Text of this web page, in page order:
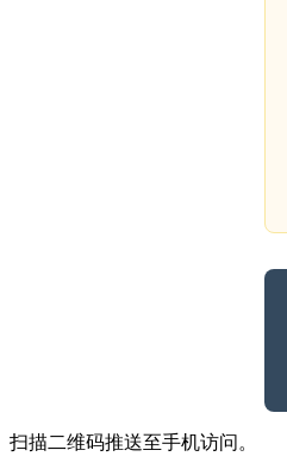
扫描二维码推送至手机访问。